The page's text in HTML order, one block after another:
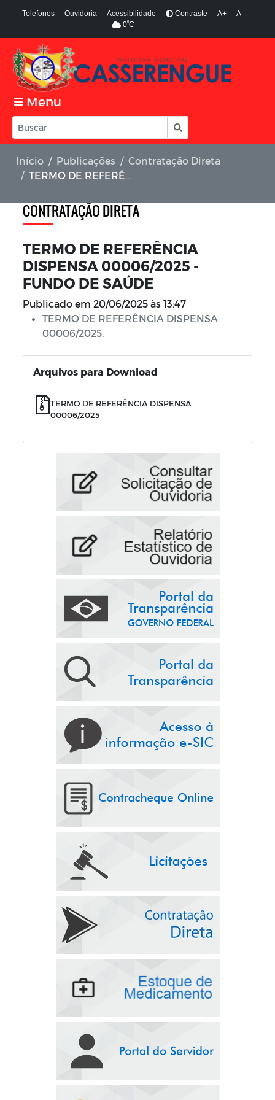
Telefones Ouvidoria Acessibilidade Contraste A+
A-
0ºC
Menu
Início Publicações
Contratação Direta
TERMO DE REFERÊNCIA DISPENSA 00006/2025 - FUNDO DE SAÚDE
CONTRATAÇÃO DIRETA
TERMO DE REFERÊNCIA
DISPENSA 00006/2025 -
FUNDO DE SAÚDE
Publicado em 20/06/2025 às 13:47
TERMO DE REFERÊNCIA DISPENSA
00006/2025.
Arquivos para Download
TERMO DE REFERÊNCIA DISPENSA
00006/2025